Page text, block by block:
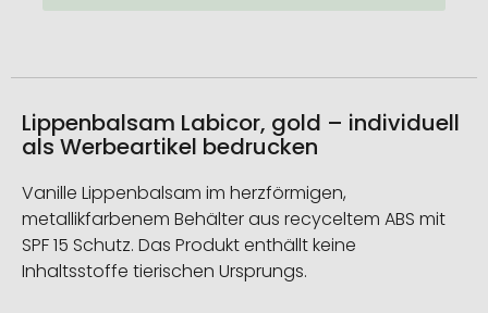
Lippenbalsam Labicor, gold – individuell
als Werbeartikel bedrucken
Vanille Lippenbalsam im herzförmigen,
metallikfarbenem Behälter aus recyceltem ABS mit
SPF 15 Schutz. Das Produkt enthällt keine
Inhaltsstoffe tierischen Ursprungs.